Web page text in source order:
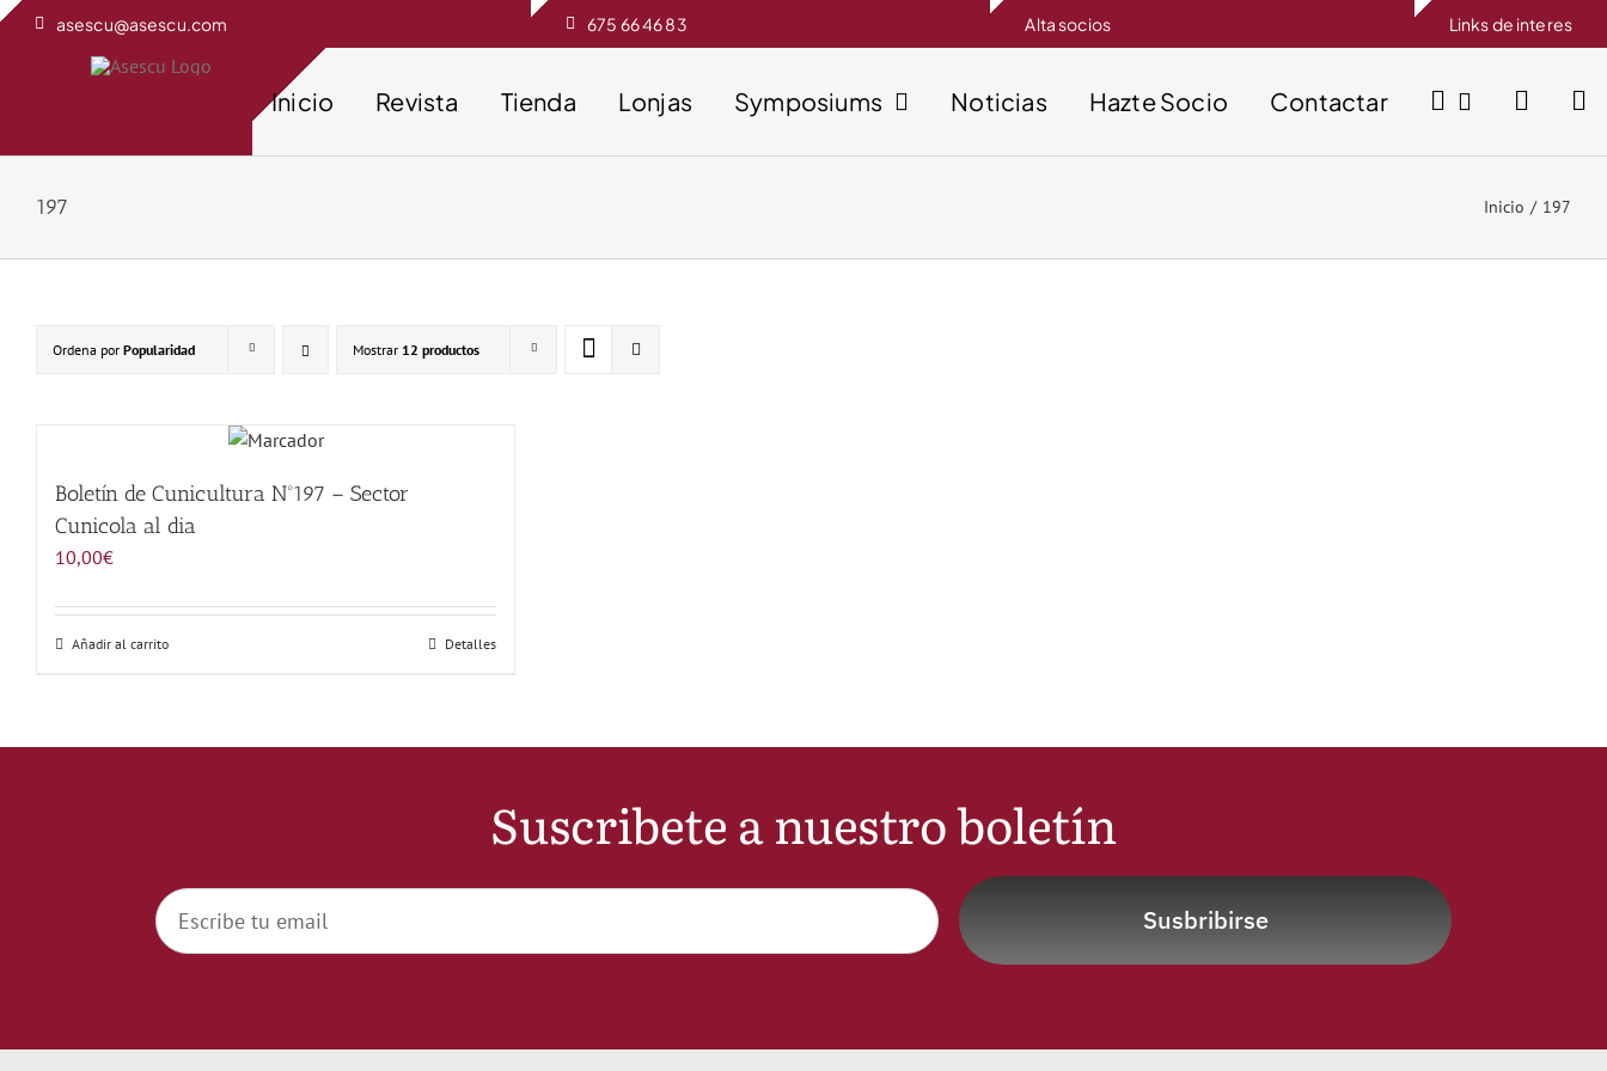
Saltar
asescu@asescu.com 675 66 46 83 Alta socios Links de interes
Inicio Revista Tienda Lonjas Symposiums Noticias Hazte Socio Contactar
197 Inicio 197
Ordena por Popularidad Mostrar 12 productos
Boletín de Cunicultura Nº197 – Sector
Cunicola al dia
10,00€
Añadir al carrito Detalles
Suscribete a nuestro boletín
Susbribirse